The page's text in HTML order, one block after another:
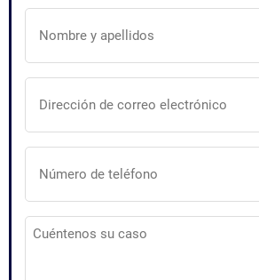
Nombre
apellidos
Dirección
de
correo
electrónico
Número
de
teléfono
Cuéntenos
su